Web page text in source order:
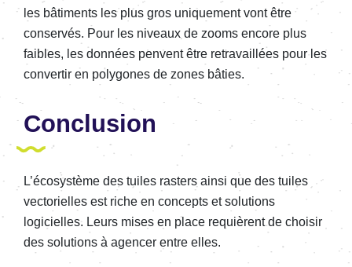
les bâtiments les plus gros uniquement vont être
conservés. Pour les niveaux de zooms encore plus
faibles, les données penvent être retravaillées pour les
convertir en polygones de zones bâties.
Conclusion
L’écosystème des tuiles rasters ainsi que des tuiles
vectorielles est riche en concepts et solutions
logicielles. Leurs mises en place requièrent de choisir
des solutions à agencer entre elles.